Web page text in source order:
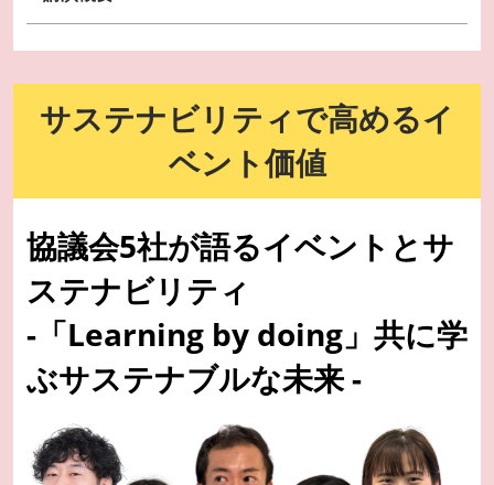
サステナビリティで高めるイ
ベント価値
協議会5社が語るイベントとサ
ステナビリティ
-「Learning by doing」共に学
ぶサステナブルな未来 -